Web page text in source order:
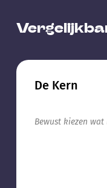
De Kern
Bewust kiezen